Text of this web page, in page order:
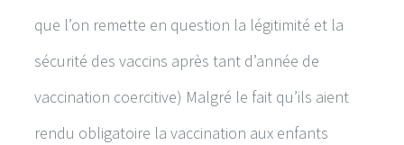
que l’on remette en question la légitimité et la
sécurité des vaccins après tant d’année de
vaccination coercitive) Malgré le fait qu’ils aient
rendu obligatoire la vaccination aux enfants